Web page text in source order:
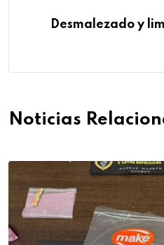
Desmalezado y
Noticias